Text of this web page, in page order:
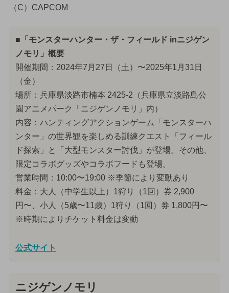
（C）CAPCOM
■「モンスターハンター・ザ・フィールド inニジゲン
ノモリ」概要
開催期間：2024年7月27日（土）〜2025年1月31日
（金）
場所：兵庫県淡路市楠本 2425-2（兵庫県立淡路島公
園アニメパーク「ニジゲンノモリ」内）
内容：ハンティングアクションゲーム「モンスターハ
ンター」の世界観を楽しめる訓練クエスト「フィール
ド探索」と「大型モンスター討伐」が登場。その他、
限定コラボグッズやコラボフードも登場。
営業時間：10:00〜19:00 ※季節により変動あり
料金：大人（中学生以上）1狩り（1回）券 2,900
円〜、小人（5歳〜11歳）1狩り（1回）券 1,800円〜
※時期によりチケット料金は変動
公式サイト
ニジゲンノモリ